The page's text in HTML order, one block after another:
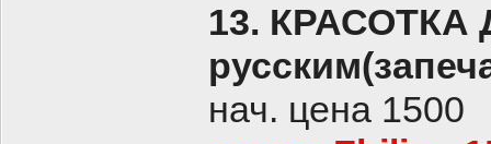
13. КРАСОТКА
нач. цена 1500